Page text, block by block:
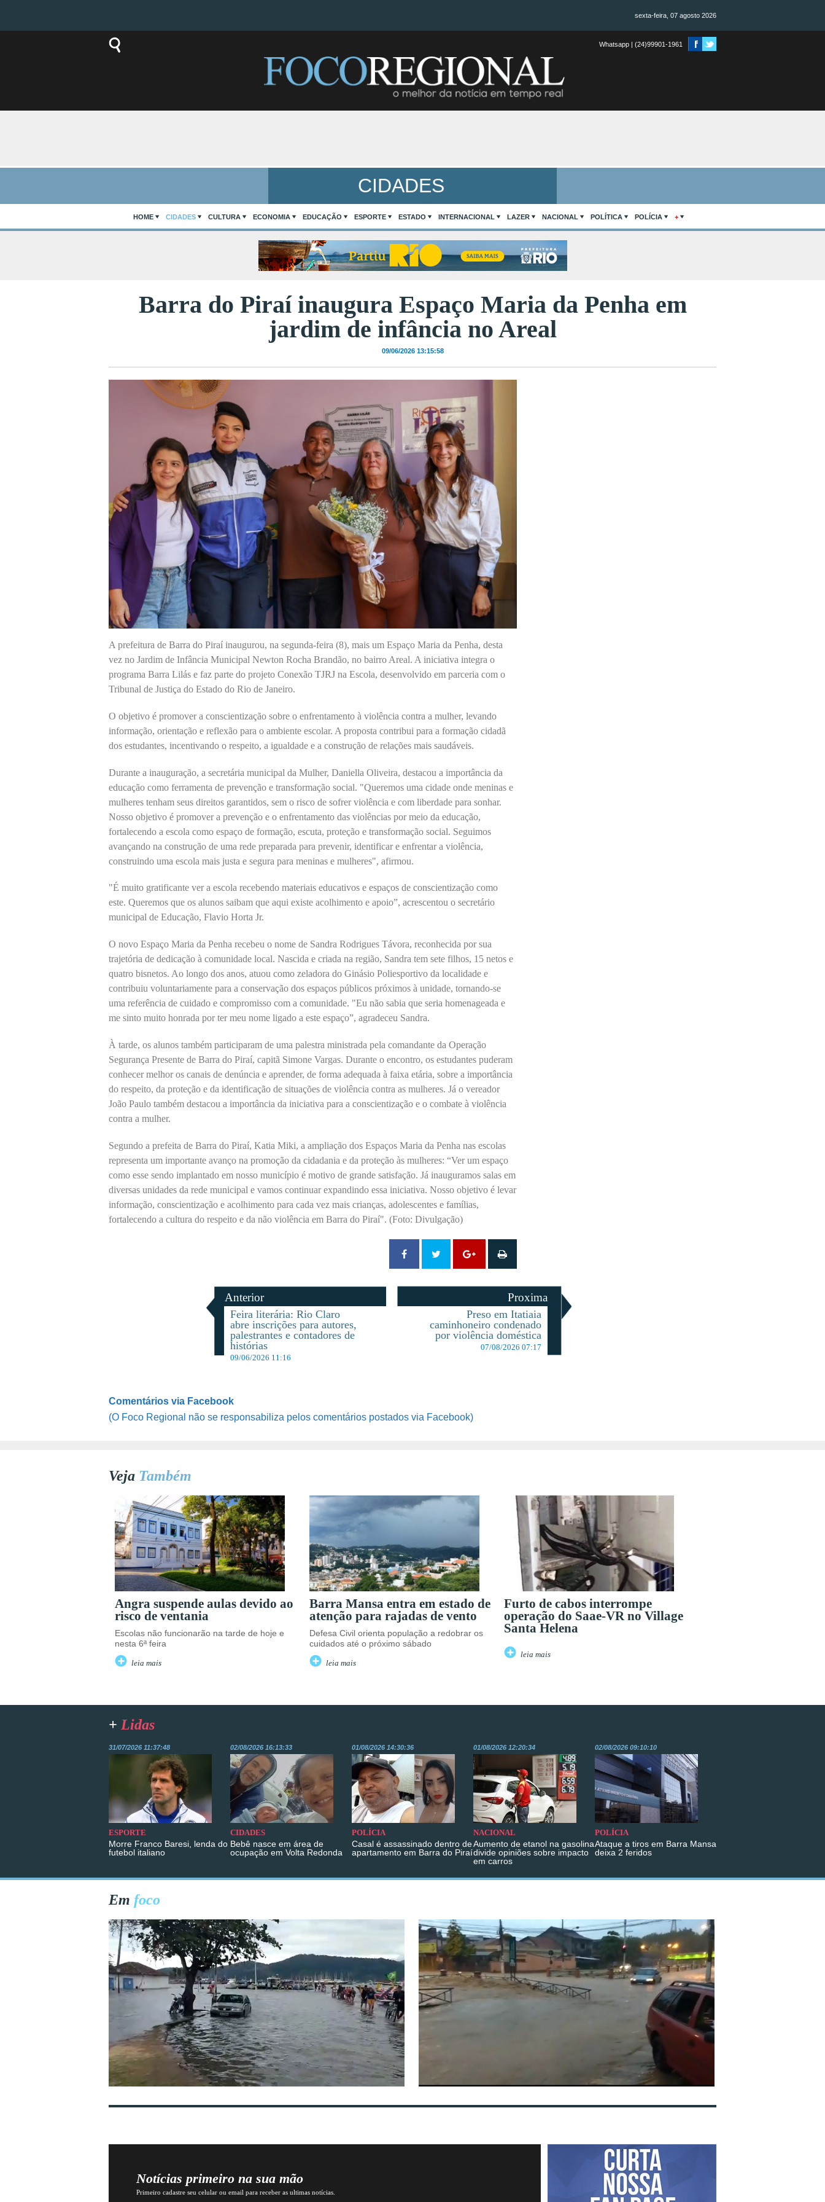
sexta-feira, 07 agosto 2026
Whatsapp | (24)99901-1961
CIDADES
HOME CIDADES CULTURA ECONOMIA EDUCAÇÃO ESPORTE ESTADO INTERNACIONAL LAZER NACIONAL POLÍTICA POLÍCIA +
Barra do Piraí inaugura Espaço Maria da Penha em
jardim de infância no Areal
09/06/2026 13:15:58
A prefeitura de Barra do Piraí inaugurou, na segunda-feira (8), mais um Espaço Maria da Penha, desta
vez no Jardim de Infância Municipal Newton Rocha Brandão, no bairro Areal. A iniciativa integra o
programa Barra Lilás e faz parte do projeto Conexão TJRJ na Escola, desenvolvido em parceria com o
Tribunal de Justiça do Estado do Rio de Janeiro.
O objetivo é promover a conscientização sobre o enfrentamento à violência contra a mulher, levando
informação, orientação e reflexão para o ambiente escolar. A proposta contribui para a formação cidadã
dos estudantes, incentivando o respeito, a igualdade e a construção de relações mais saudáveis.
Durante a inauguração, a secretária municipal da Mulher, Daniella Oliveira, destacou a importância da
educação como ferramenta de prevenção e transformação social. "Queremos uma cidade onde meninas e
mulheres tenham seus direitos garantidos, sem o risco de sofrer violência e com liberdade para sonhar.
Nosso objetivo é promover a prevenção e o enfrentamento das violências por meio da educação,
fortalecendo a escola como espaço de formação, escuta, proteção e transformação social. Seguimos
avançando na construção de uma rede preparada para prevenir, identificar e enfrentar a violência,
construindo uma escola mais justa e segura para meninas e mulheres", afirmou.
"É muito gratificante ver a escola recebendo materiais educativos e espaços de conscientização como
este. Queremos que os alunos saibam que aqui existe acolhimento e apoio”, acrescentou o secretário
municipal de Educação, Flavio Horta Jr.
O novo Espaço Maria da Penha recebeu o nome de Sandra Rodrigues Távora, reconhecida por sua
trajetória de dedicação à comunidade local. Nascida e criada na região, Sandra tem sete filhos, 15 netos e
quatro bisnetos. Ao longo dos anos, atuou como zeladora do Ginásio Poliesportivo da localidade e
contribuiu voluntariamente para a conservação dos espaços públicos próximos à unidade, tornando-se
uma referência de cuidado e compromisso com a comunidade. "Eu não sabia que seria homenageada e
me sinto muito honrada por ter meu nome ligado a este espaço”, agradeceu Sandra.
À tarde, os alunos também participaram de uma palestra ministrada pela comandante da Operação
Segurança Presente de Barra do Piraí, capitã Simone Vargas. Durante o encontro, os estudantes puderam
conhecer melhor os canais de denúncia e aprender, de forma adequada à faixa etária, sobre a importância
do respeito, da proteção e da identificação de situações de violência contra as mulheres. Já o vereador
João Paulo também destacou a importância da iniciativa para a conscientização e o combate à violência
contra a mulher.
Segundo a prefeita de Barra do Piraí, Katia Miki, a ampliação dos Espaços Maria da Penha nas escolas
representa um importante avanço na promoção da cidadania e da proteção às mulheres: “Ver um espaço
como esse sendo implantado em nosso município é motivo de grande satisfação. Já inauguramos salas em
diversas unidades da rede municipal e vamos continuar expandindo essa iniciativa. Nosso objetivo é levar
informação, conscientização e acolhimento para cada vez mais crianças, adolescentes e famílias,
fortalecendo a cultura do respeito e da não violência em Barra do Piraí". (Foto: Divulgação)
Anterior
Feira literária: Rio Claro
abre inscrições para autores,
palestrantes e contadores de
histórias
09/06/2026 11:16
Proxima
Preso em Itatiaia
caminhoneiro condenado
por violência doméstica
07/08/2026 07:17
Comentários via Facebook
(O Foco Regional não se responsabiliza pelos comentários postados via Facebook)
Veja Também
Angra suspende aulas devido ao
risco de ventania
Escolas não funcionarão na tarde de hoje e
nesta 6ª feira
leia mais
Barra Mansa entra em estado de
atenção para rajadas de vento
Defesa Civil orienta população a redobrar os
cuidados até o próximo sábado
leia mais
Furto de cabos interrompe
operação do Saae-VR no Village
Santa Helena
leia mais
+ Lidas
31/07/2026 11:37:48
ESPORTE
Morre Franco Baresi, lenda do
futebol italiano
02/08/2026 16:13:33
CIDADES
Bebê nasce em área de
ocupação em Volta Redonda
01/08/2026 14:30:36
POLÍCIA
Casal é assassinado dentro de
apartamento em Barra do Piraí
01/08/2026 12:20:34
NACIONAL
Aumento de etanol na gasolina
divide opiniões sobre impacto
em carros
02/08/2026 09:10:10
POLÍCIA
Ataque a tiros em Barra Mansa
deixa 2 feridos
Em foco
Notícias primeiro na sua mão
Primeiro cadastre seu celular ou email para receber as ultimas notícias.